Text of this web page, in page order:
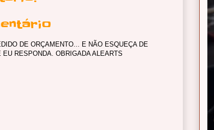
DE ORÇAMENTO... E NÃO ESQUEÇA DE
RESPONDA. OBRIGADA ALEARTS